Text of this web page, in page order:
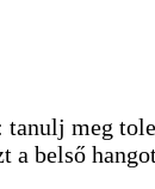
meg
a belső